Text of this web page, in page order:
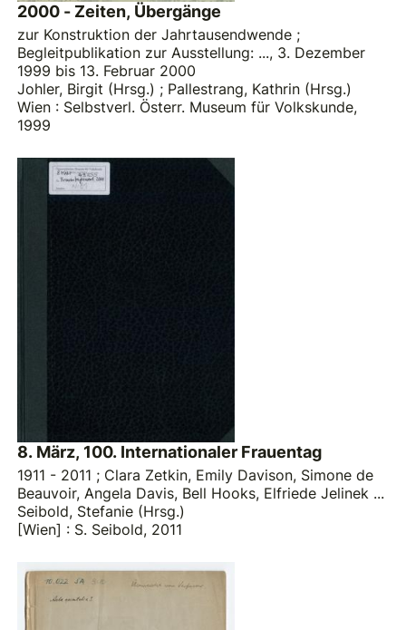
2000 - Zeiten, Übergänge
zur Konstruktion der Jahrtausendwende ;
Begleitpublikation zur Ausstellung: ..., 3. Dezember
1999 bis 13. Februar 2000
Johler, Birgit (Hrsg.) ; Pallestrang, Kathrin (Hrsg.)
Wien : Selbstverl. Österr. Museum für Volkskunde,
1999
8. März, 100. Internationaler Frauentag
1911 - 2011 ; Clara Zetkin, Emily Davison, Simone de
Beauvoir, Angela Davis, Bell Hooks, Elfriede Jelinek ...
Seibold, Stefanie (Hrsg.)
[Wien] : S. Seibold, 2011